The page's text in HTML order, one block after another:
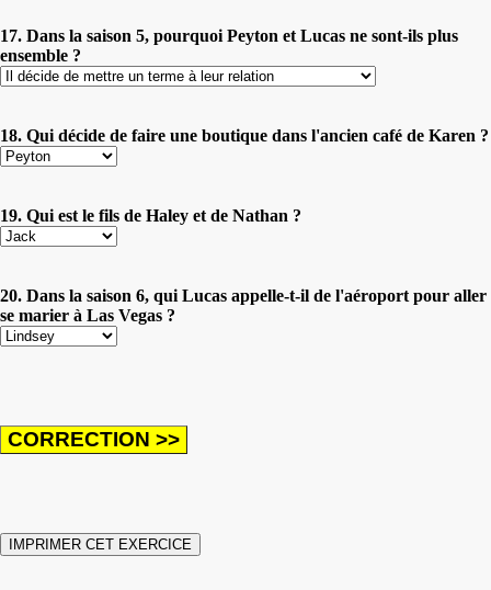
17. Dans la saison 5, pourquoi Peyton et Lucas ne sont-ils plus
ensemble ?
18. Qui décide de faire une boutique dans l'ancien café de Karen ?
19. Qui est le fils de Haley et de Nathan ?
20. Dans la saison 6, qui Lucas appelle-t-il de l'aéroport pour aller
se marier à Las Vegas ?